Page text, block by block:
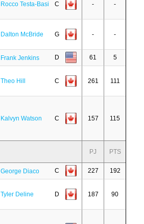
Rocco Testa-Basi C - -
Dalton McBride G - -
Frank Jenkins D 61 5
Theo Hill C 261 111
Kalvyn Watson C 157 115
PJ PTS
George Diaco C 227 192
Tyler Deline D 187 90